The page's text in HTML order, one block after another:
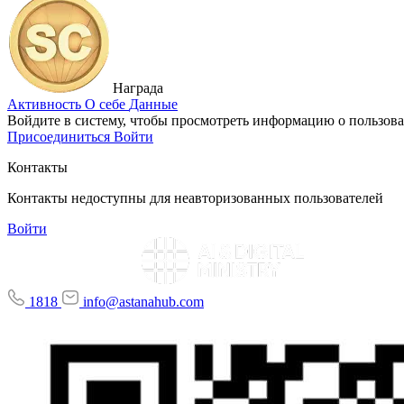
Награда
Активность О себе Данные
Войдите в систему, чтобы просмотреть информацию о
Присоединиться Войти
Контакты
Контакты недоступны для неавторизованных пользователей
Войти
1818 info@astanahub.com